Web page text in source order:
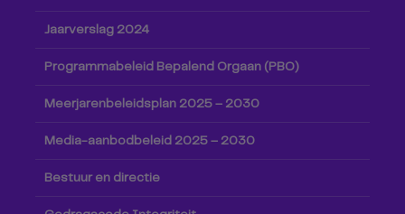
Jaarverslag 2024
Programmabeleid Bepalend Orgaan (PBO)
Meerjarenbeleidsplan 2025 – 2030
Media-aanbodbeleid 2025 – 2030
Bestuur en directie